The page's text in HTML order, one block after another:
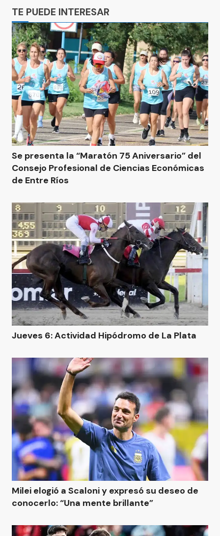
TE PUEDE INTERESAR
Se presenta la “Maratón 75 Aniversario” del
Consejo Profesional de Ciencias Económicas
de Entre Ríos
Jueves 6: Actividad Hipódromo de La Plata
Milei elogió a Scaloni y expresó su deseo de
conocerlo: “Una mente brillante”